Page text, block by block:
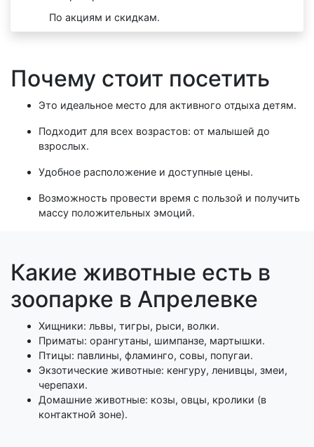
По акциям и скидкам.
Почему стоит посетить
Это идеальное место для активного отдыха детям.
Подходит для всех возрастов: от малышей до
взрослых.
Удобное расположение и доступные цены.
Возможность провести время с пользой и получить
массу положительных эмоций.
Какие животные есть в
зоопарке в Апрелевке
Хищники: львы, тигры, рыси, волки.
Приматы: орангутаны, шимпанзе, мартышки.
Птицы: павлины, фламинго, совы, попугаи.
Экзотические животные: кенгуру, ленивцы, змеи,
черепахи.
Домашние животные: козы, овцы, кролики (в
контактной зоне).